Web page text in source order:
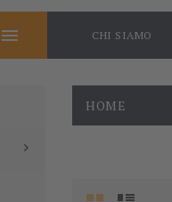
 CHI SIAMO
HOME